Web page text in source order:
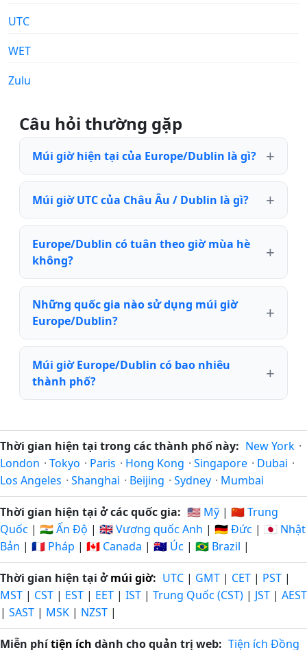
UTC
WET
Zulu
Câu hỏi thường gặp
Múi giờ hiện tại của Europe/Dublin là gì?
Múi giờ UTC của Châu Âu / Dublin là gì?
Europe/Dublin có tuân theo giờ mùa hè
không?
Những quốc gia nào sử dụng múi giờ
Europe/Dublin?
Múi giờ Europe/Dublin có bao nhiêu
thành phố?
Thời gian hiện tại trong các thành phố này: New York ·
London · Tokyo · Paris · Hong Kong · Singapore · Dubai ·
Los Angeles · Shanghai · Beijing · Sydney · Mumbai
Thời gian hiện tại ở các quốc gia: 🇺🇸 Mỹ | 🇨🇳 Trung
Quốc | 🇮🇳 Ấn Độ | 🇬🇧 Vương quốc Anh | 🇩🇪 Đức | 🇯🇵 Nhật
Bản | 🇫🇷 Pháp | 🇨🇦 Canada | 🇦🇺 Úc | 🇧🇷 Brazil |
Thời gian hiện tại ởmúi giờ: UTC | GMT | CET | PST |
MST | CST | EST | EET | IST | Trung Quốc (CST) | JST | AEST
| SAST | MSK | NZST |
Miễn phítiện ích dành cho quản trị web: Tiện ích Đồng